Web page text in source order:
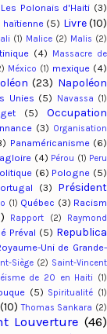
Les Polonais d'Haiti (3)
haïtienne (5) Livre (10)
(1) Malice (2) Malis (2)
(4)
Massacre de
México (1) mexique (4)
(23) Napoléon
Unies (5) Navassa (1)
(5)
Occupation
(3) Organisation
Panaméricanisme (6)
(4) Pérou (1) Peru
(6) Pologne (5)
(3) Président
(1) Québec (3) Racism
Rapport (2)
Raymond
Préval (5) Republica
Uni de Grande-
Siège (2) Saint-Vincent
de 20 en Haiti
(1)
(5) Spiritualité (1)
(10) Thomas Sankara (2)
Louverture (46)